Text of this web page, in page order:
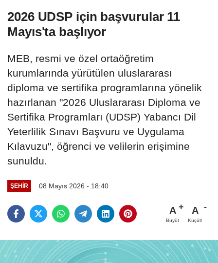
2026 UDSP için başvurular 11
Mayıs'ta başlıyor
MEB, resmi ve özel ortaöğretim
kurumlarında yürütülen uluslararası
diploma ve sertifika programlarına yönelik
hazırlanan "2026 Uluslararası Diploma ve
Sertifika Programları (UDSP) Yabancı Dil
Yeterlilik Sınavı Başvuru ve Uygulama
Kılavuzu", öğrenci ve velilerin erişimine
sunuldu.
ŞEHIR 08 Mayıs 2026 - 18:40
A
Büyüt
A
Küçült